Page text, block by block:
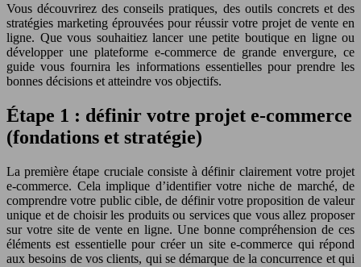
Vous découvrirez des conseils pratiques, des outils concrets et des
stratégies marketing éprouvées pour réussir votre projet de vente en
ligne. Que vous souhaitiez lancer une petite boutique en ligne ou
développer une plateforme e-commerce de grande envergure, ce
guide vous fournira les informations essentielles pour prendre les
bonnes décisions et atteindre vos objectifs.
Étape 1 : définir votre projet e-commerce
(fondations et stratégie)
La première étape cruciale consiste à définir clairement votre projet
e-commerce. Cela implique d’identifier votre niche de marché, de
comprendre votre public cible, de définir votre proposition de valeur
unique et de choisir les produits ou services que vous allez proposer
sur votre site de vente en ligne. Une bonne compréhension de ces
éléments est essentielle pour créer un site e-commerce qui répond
aux besoins de vos clients, qui se démarque de la concurrence et qui